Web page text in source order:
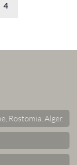
4
Rostomia. Alger.